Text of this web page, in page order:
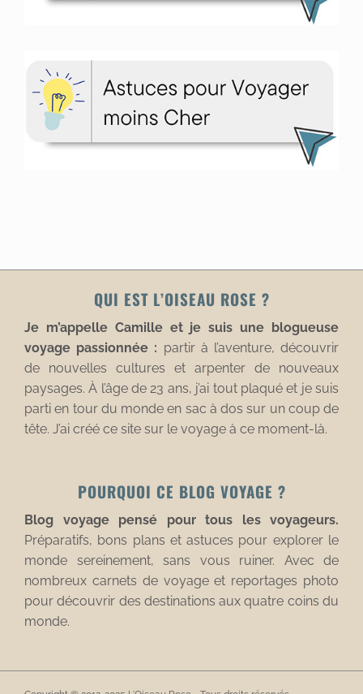
QUI EST L’OISEAU ROSE ?
Je m’appelle Camille et je suis une blogueuse
voyage passionnée : partir à l’aventure, découvrir
de nouvelles cultures et arpenter de nouveaux
paysages. À l’âge de 23 ans, j’ai tout plaqué et je suis
parti en tour du monde en sac à dos sur un coup de
tête. J’ai créé ce site sur le voyage à ce moment-là.
POURQUOI CE BLOG VOYAGE ?
Blog voyage pensé pour tous les voyageurs.
Préparatifs, bons plans et astuces pour explorer le
monde sereinement, sans vous ruiner. Avec de
nombreux carnets de voyage et reportages photo
pour découvrir des destinations aux quatre coins du
monde.